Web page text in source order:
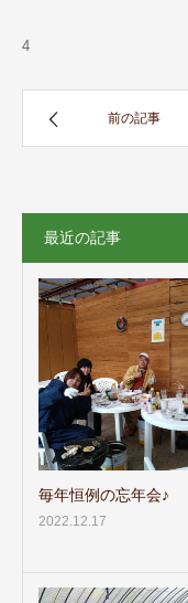
4
前の記事
最近の記事
毎年恒例の忘年会♪
2022.12.17